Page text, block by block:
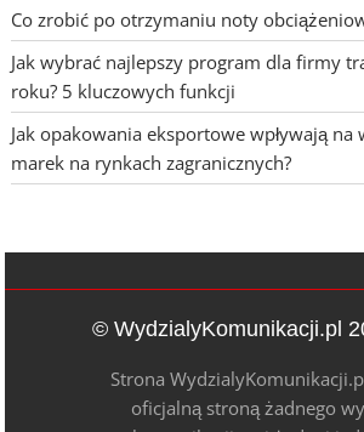
Co zrobić po otrzymaniu noty
Jak wybrać najlepszy program dla firmy
roku? 5 kluczowych funkcji
Jak opakowania eksportowe wpływają
marek na rynkach zagranicznych?
© WydzialyKomunikacji.pl
Strona
oficjalną stroną żadnego